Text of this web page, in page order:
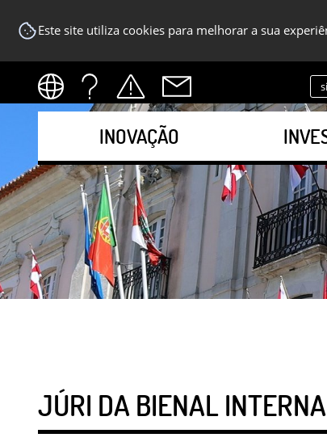
Este site utiliza cookies para melhorar a sua
INOVAÇÃO
JÚRI DA BIENAL